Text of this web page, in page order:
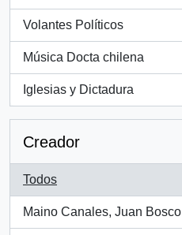
Volantes Políticos
, 8 resultados
Música Docta chilena
, 4 resultados
Iglesias y Dictadura
, 2 resultados
Creador
Todos
Maino Canales, Juan Bosco
, 12 resultados